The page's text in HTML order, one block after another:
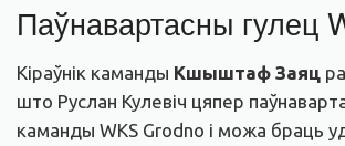
Паўнавартасны гулец
Кіраўнік каманды Кшыштаф Заяц
што Руслан Кулевіч цяпер
каманды WKS Grodno і можа браць